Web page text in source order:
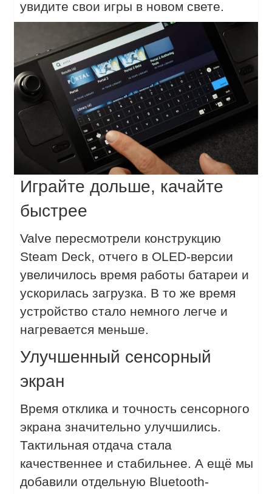
увидите свои игры в новом свете.
Играйте дольше, качайте
быстрее
Valve пересмотрели конструкцию
Steam Deck, отчего в OLED-версии
увеличилось время работы батареи и
ускорилась загрузка. В то же время
устройство стало немного легче и
нагревается меньше.
Улучшенный сенсорный
экран
Время отклика и точность сенсорного
экрана значительно улучшились.
Тактильная отдача стала
качественнее и стабильнее. А ещё мы
добавили отдельную Bluetooth-